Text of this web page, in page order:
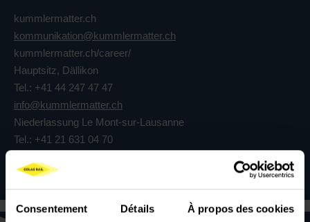
Consentement Détails À propos des cookies
kummlermatter.ch
kommunikation@kummlermatter.ch
kummlermatter.ch/career/
Hauptsitz, Dällikon
Tel.: +41 44 247 47 47
info@kummlermatter.ch
Niederlassung Le Mont-sur-Lausanne
Tel.: +41 21 631 04 70
https://www.kummlermatter.ch/fr/